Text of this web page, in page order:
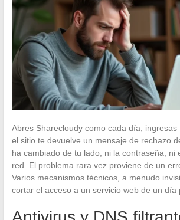
Abres Sharecloudy como cada día, ingresas
el sitio te devuelve un mensaje de rechazo
ha cambiado de tu lado, ni la contraseña, ni
red. El problema rara vez proviene de un
Varios mecanismos técnicos, a menudo
cortar el acceso a un servicio web de un día